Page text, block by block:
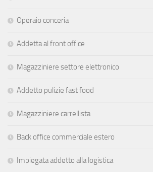
Operaio conceria
Addetta al front office
Magazziniere settore elettronico
Addetto pulizie fast food
Magazziniere carrellista
Back office commerciale estero
Impiegata addetto alla logistica